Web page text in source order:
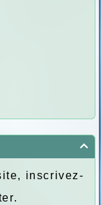

inscrivez-